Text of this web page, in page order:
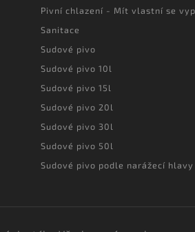
Pivní chlazení - Mít vlastní se
Sanitace
Sudové pivo
Sudové pivo 10l
Sudové pivo 15l
Sudové pivo 20l
Sudové pivo 30l
Sudové pivo 50l
Sudové pivo podle narážecí hlavy